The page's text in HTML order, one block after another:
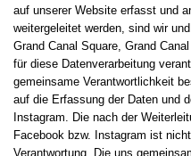
auf unserer Website erfasst und
weitergeleitet werden, sind wir
Grand Canal Square, Grand
für diese Datenverarbeitung
gemeinsame Verantwortlichkeit
auf die Erfassung der Daten und
Instagram. Die nach der
Facebook bzw. Instagram ist
Verantwortung. Die uns